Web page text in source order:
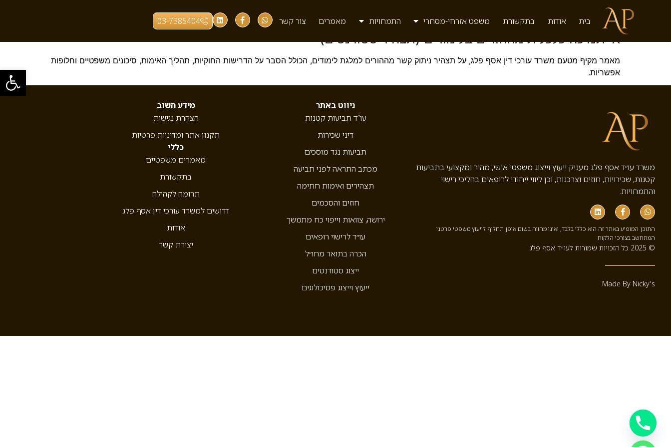
פתח
בית אודות בתקשורת משפט אזרחי-מסחרי התמחויות מאמרים צור קשר 03-7385404 תגית:
אי תמיכה כלכלית מההורים בלימודים (תצהיר סטודנטים)
מאמר מקיף מטעם משרד עורכי דין אסף פלג, על תצהיר ניתוק קשר מההורים למלגת לימודים, הכולל הסבר על הדרישות החוקיות, תהליך האימות, סיכונים משפטיים וחלופות
אפשריות.
משרד עו״ד אסף פלג מעניק ייעוץ וייצוג משפטי אישי, מהיר ומקצועי בתביעות
קטנות, שכירויות, חוזים וצרכנות, וכן ליווי ייחודי לרופאים בהליכי רישוי
והתמחויות.
התוכן המופיע באתר זה הוא כללי בלבד, ואינו מהווה בשום אופן תחליף לייעוץ משפטי פרטני
המתחשב בצורכי הלקוח
© 2025 כל הזכויות שמורות לעו״ד אסף פלג
Made By Nicky's
ניווט באתר
עו”ד תביעות קטנות
דיני שכירות
תביעות נגד מוסכים
מכתב התראה לפני תביעה
תצהירים ואימות חתימה
חוזים והסכמים
ירושה, צוואות וייפוי כח מתמשך
עו״ד לרישוי רופאים
הכרה בתואר מחו״ל
ייצוג סטודנטים
ייעוץ וייצוג פסיכולוגים
מידע חשוב
הצהרת נגישות
תקנון אתר ומדיניות פרטיות
כללי
מאמרים משפטיים
בתקשורת
תרומה לקהילה
דרושים למשרד עורכי דין אסף פלג
אודות
יצירת קשר